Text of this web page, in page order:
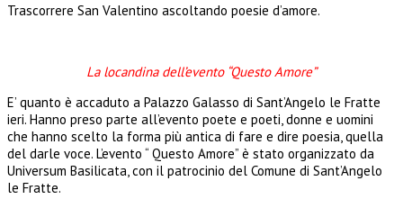
Trascorrere San Valentino ascoltando poesie d’amore.
La locandina dell’evento “Questo Amore”
E’ quanto è accaduto a Palazzo Galasso di Sant’Angelo le Fratte
ieri. Hanno preso parte all’evento poete e poeti, donne e uomini
che hanno scelto la forma più antica di fare e dire poesia, quella
del darle voce. L’evento “ Questo Amore” è stato organizzato da
Universum Basilicata, con il patrocinio del Comune di Sant’Angelo
le Fratte.